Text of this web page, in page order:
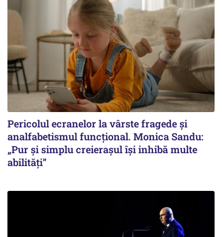
Pericolul ecranelor la vârste fragede și
analfabetismul funcțional. Monica Sandu:
„Pur și simplu creierașul își inhibă multe
abilități”